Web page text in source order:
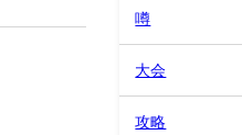
噂
大会
攻略